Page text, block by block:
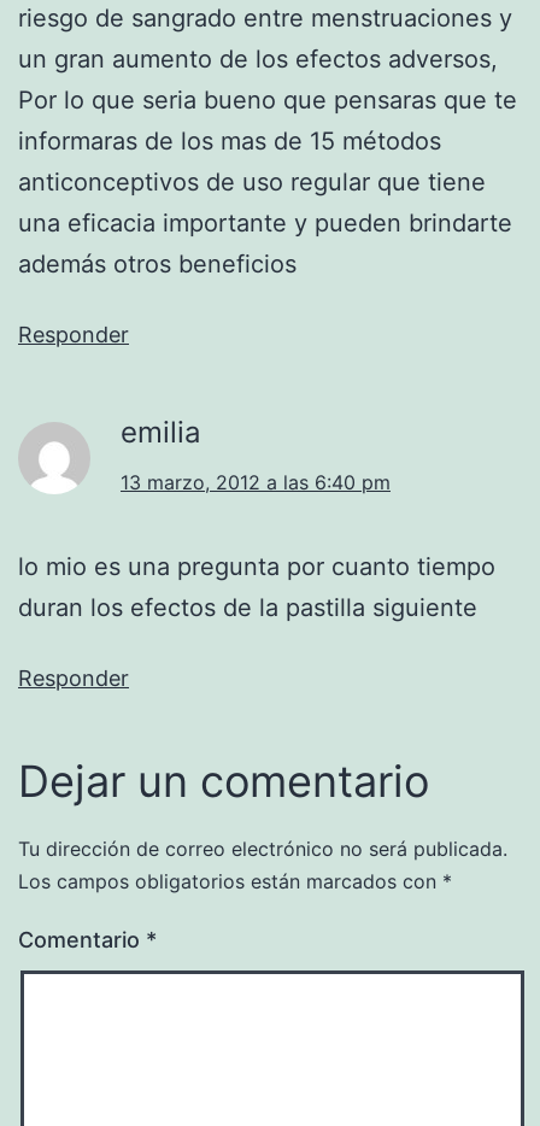
riesgo de sangrado entre menstruaciones y
un gran aumento de los efectos adversos,
Por lo que seria bueno que pensaras que te
informaras de los mas de 15 métodos
anticonceptivos de uso regular que tiene
una eficacia importante y pueden brindarte
además otros beneficios
Responder
emilia
13 marzo, 2012 a las 6:40 pm
lo mio es una pregunta por cuanto tiempo
duran los efectos de la pastilla siguiente
Responder
Dejar un comentario
Tu dirección de correo electrónico no será publicada.
Los campos obligatorios están marcados con *
Comentario *